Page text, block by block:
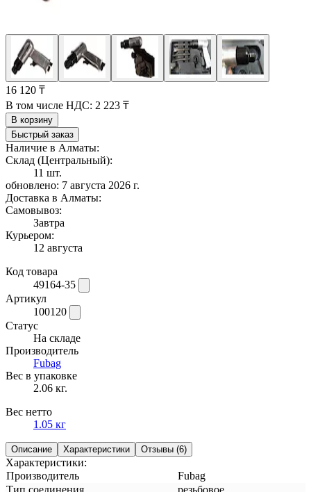
16 120 ₸
В том числе НДС: 2 223 ₸
В корзину
Быстрый заказ
Наличие в Алматы:
Склад (Центральный):
11 шт.
обновлено: 7 августа 2026 г.
Доставка в Алматы:
Самовывоз:
Завтра
Курьером:
12 августа
Код товара
49164-35
Артикул
100120
Статус
На складе
Производитель
Fubag
Вес в упаковке
2.06 кг.
Вес нетто
1.05 кг
Описание Характеристики Отзывы (6)
Характеристики:
Производитель
Fubag
Тип соединения
резьбовое